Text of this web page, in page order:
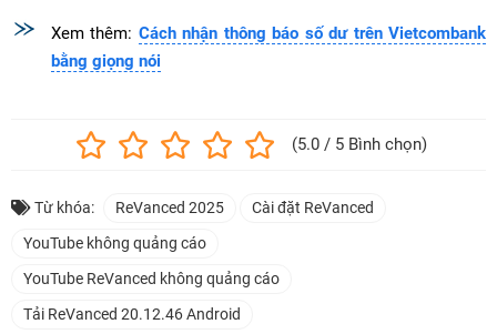
Xem thêm: Cách nhận thông báo số dư trên Vietcombank
bằng giọng nói
(5.0 / 5 Bình chọn)
Từ khóa: ReVanced 2025
Cài đặt ReVanced
YouTube không quảng cáo
YouTube ReVanced không quảng cáo
Tải ReVanced 20.12.46 Android